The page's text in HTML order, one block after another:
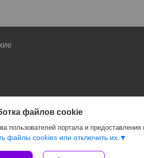
на платформе Deal.by
обработки файлов cookies
файлов cookie
портала и предоставления
файлы cookies или отключить их.
|
Пожаловаться на контент
Select Language ▼